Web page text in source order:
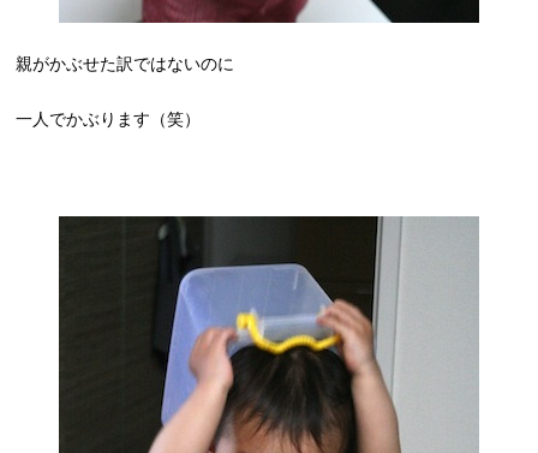
親がかぶせた訳ではないのに
一人でかぶります（笑）